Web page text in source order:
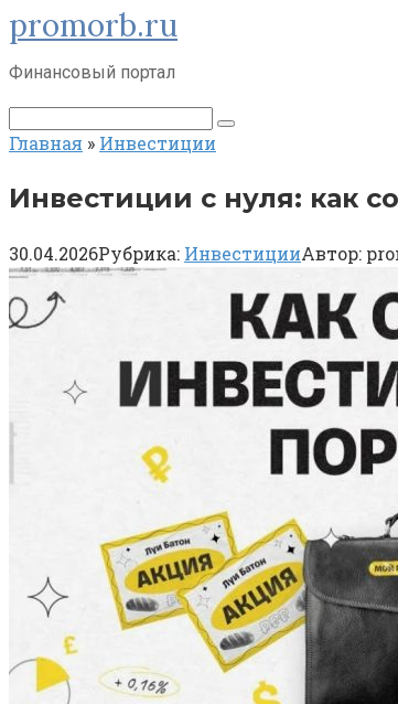
Перейти
к
контенту
promorb.ru
Финансовый портал
Поиск:
Главная » Инвестиции
Инвестиции с нуля: как
30.04.2026Рубрика: ИнвестицииАвтор: